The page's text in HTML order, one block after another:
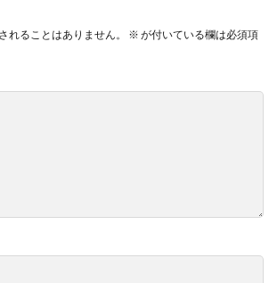
れることはありません。 ※ が付いている欄は必須項